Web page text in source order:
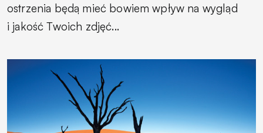
ostrzenia będą mieć bowiem wpływ na wygląd
i jakość Twoich zdjęć...